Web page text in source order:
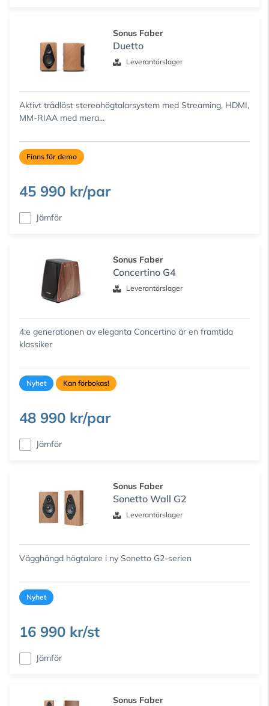
Sonus Faber
Duetto
Leverantörslager
Aktivt trådlöst stereohögtalarsystem med Streaming, HDMI,
MM-RIAA med mera...
Finns för demo
45 990 kr/par
Jämför
Sonus Faber
Concertino G4
Leverantörslager
4:e generationen av eleganta Concertino är en framtida
klassiker
Nyhet Kan förbokas!
48 990 kr/par
Jämför
Sonus Faber
Sonetto Wall G2
Leverantörslager
Vägghängd högtalare i ny Sonetto G2-serien
Nyhet
16 990 kr/st
Jämför
Sonus Faber